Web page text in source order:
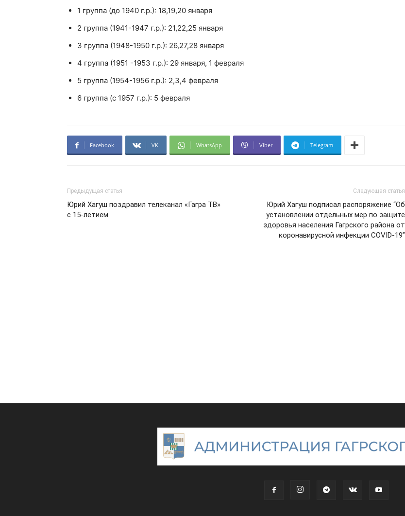
1 группа (до 1940 г.р.): 18,19,20 января
2 группа (1941-1947 г.р.): 21,22,25 января
3 группа (1948-1950 г.р.): 26,27,28 января
4 группа (1951 -1953 г.р.): 29 января, 1 февраля
5 группа (1954-1956 г.р.): 2,3,4 февраля
6 группа (с 1957 г.р.): 5 февраля
Facebook VK WhatsApp Viber Telegram
Предыдущая статья
Юрий Хагуш поздравил телеканал «Гагра ТВ»
с 15-летием
Следующая статья
Юрий Хагуш подписал распоряжение “Об
установлении отдельных мер по защите
здоровья населения Гагрского района от
коронавирусной инфекции COVID-19”